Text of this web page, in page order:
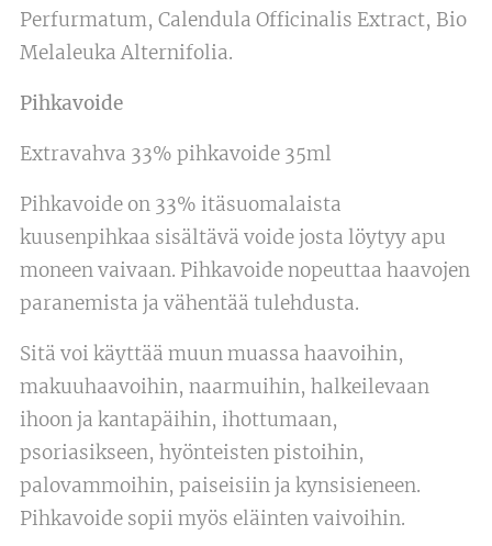
Perfurmatum, Calendula Officinalis Extract, Bio
Melaleuka Alternifolia.
Pihkavoide
Extravahva 33% pihkavoide 35ml
Pihkavoide on 33% itäsuomalaista
kuusenpihkaa sisältävä voide josta löytyy apu
moneen vaivaan. Pihkavoide nopeuttaa haavojen
paranemista ja vähentää tulehdusta.
Sitä voi käyttää muun muassa haavoihin,
makuuhaavoihin, naarmuihin, halkeilevaan
ihoon ja kantapäihin, ihottumaan,
psoriasikseen, hyönteisten pistoihin,
palovammoihin, paiseisiin ja kynsisieneen.
Pihkavoide sopii myös eläinten vaivoihin.